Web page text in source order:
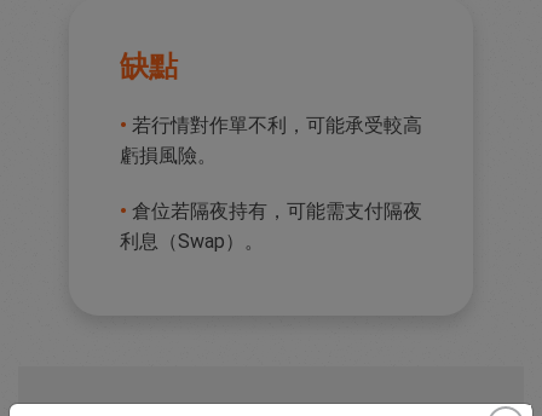
缺點
• 若行情對作單不利，可能承受較高
虧損風險。
• 倉位若隔夜持有，可能需支付隔夜
利息（Swap）。